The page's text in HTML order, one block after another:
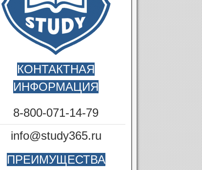
КОНТАКТНАЯ
ИНФОРМАЦИЯ
8-800-071-14-79
info@study365.ru
ПРЕИМУЩЕСТВА